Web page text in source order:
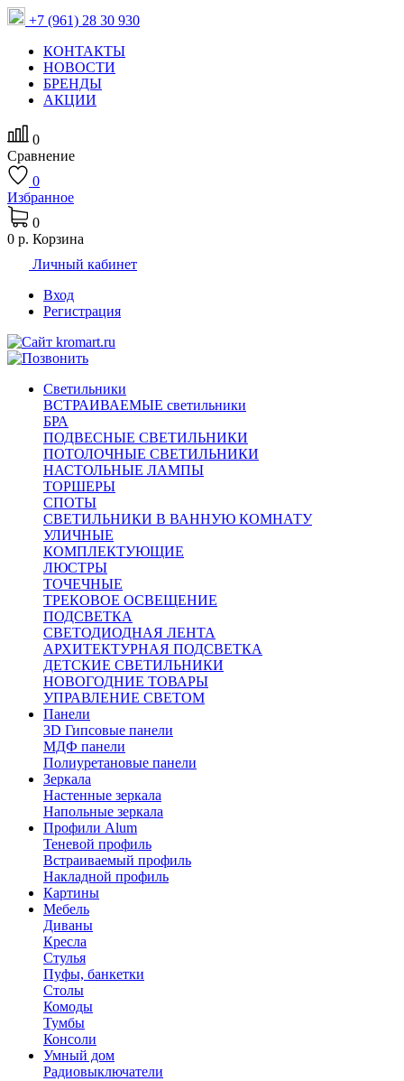
+7 (961) 28 30 930
КОНТАКТЫ
НОВОСТИ
БРЕНДЫ
АКЦИИ
0
Сравнение
0
Избранное
0
0 р. Корзина
Личный кабинет
Вход
Регистрация
Светильники
ВСТРАИВАЕМЫЕ светильники
БРА
ПОДВЕСНЫЕ СВЕТИЛЬНИКИ
ПОТОЛОЧНЫЕ СВЕТИЛЬНИКИ
НАСТОЛЬНЫЕ ЛАМПЫ
ТОРШЕРЫ
СПОТЫ
СВЕТИЛЬНИКИ В ВАННУЮ КОМНАТУ
УЛИЧНЫЕ
КОМПЛЕКТУЮЩИЕ
ЛЮСТРЫ
ТОЧЕЧНЫЕ
ТРЕКОВОЕ ОСВЕЩЕНИЕ
ПОДСВЕТКА
СВЕТОДИОДНАЯ ЛЕНТА
АРХИТЕКТУРНАЯ ПОДСВЕТКА
ДЕТСКИЕ СВЕТИЛЬНИКИ
НОВОГОДНИЕ ТОВАРЫ
УПРАВЛЕНИЕ СВЕТОМ
Панели
3D Гипсовые панели
МДФ панели
Полиуретановые панели
Зеркала
Настенные зеркала
Напольные зеркала
Профили Alum
Теневой профиль
Встраиваемый профиль
Накладной профиль
Картины
Мебель
Диваны
Кресла
Стулья
Пуфы, банкетки
Столы
Комоды
Тумбы
Консоли
Умный дом
Радиовыключатели